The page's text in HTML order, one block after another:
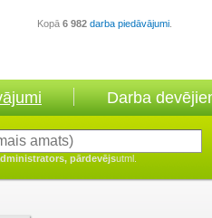
Kopā 6 982 darba piedāvājumi
Darba
pārdevējsutml.